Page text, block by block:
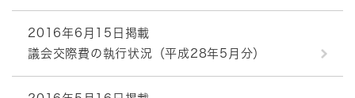
2016年6月15日掲載
議会交際費の執行状況（平成28年5月分）